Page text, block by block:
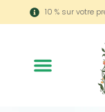
10 % sur votre